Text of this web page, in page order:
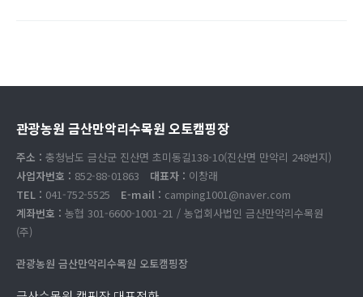
관광농원 금산만악리수목원 오토캠핑장
주소 : 충청남도 금산군 진산면 초미동길138-10(진산면 만악리 248번지)
사업자번호 : 852-88-01863 대표자 : 이창래
TEL : 041-752-5525 E-mail : camping1001@naver.com
계좌번호 : 농협 301-6600-1001-21 / 농업회사법인 금산만악리수목원
(주)
관광농원 금산만악리수목원 오토캠핑장